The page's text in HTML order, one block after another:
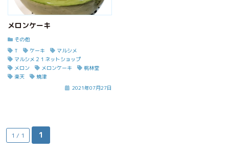
メロンケーキ
その他
T
ケーキ
マルシメ
マルシメ２１ネットショップ
メロン
メロンケーキ
桃林堂
楽天
焼津
2021年07月27日
1 / 1 1